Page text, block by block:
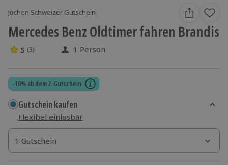
Jochen Schweizer Gutschein
Mercedes Benz Oldtimer fahren Brandis
5 Sterne von 5 aus 3 Bewertungen
5 (3) 1 Person
-10% ab dem 2. Gutschein
Gutschein kaufen
Flexibel einlösbar
1 Gutschein
1 Gutschein
1 Gutschein